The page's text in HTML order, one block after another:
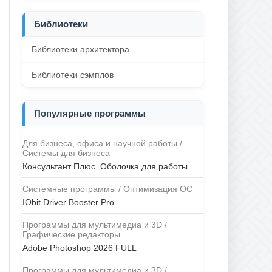
Библиотеки
Библиотеки архитектора
Библиотеки сэмплов
Популярные программы
Для бизнеса, офиса и научной работы /
Системы для бизнеса
Консультант Плюс. Оболочка для работы
Системные программы / Оптимизация ОС
IObit Driver Booster Pro
Программы для мультимедиа и 3D /
Графические редакторы
Adobe Photoshop 2026 FULL